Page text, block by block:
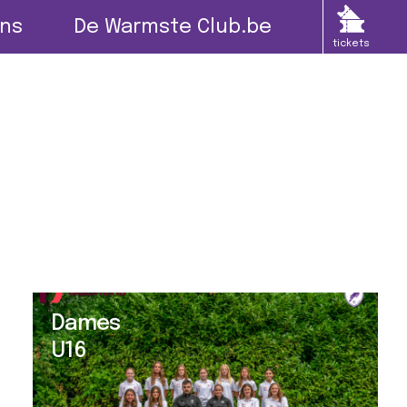
De Warmste Club.be
tickets
Dames
U16